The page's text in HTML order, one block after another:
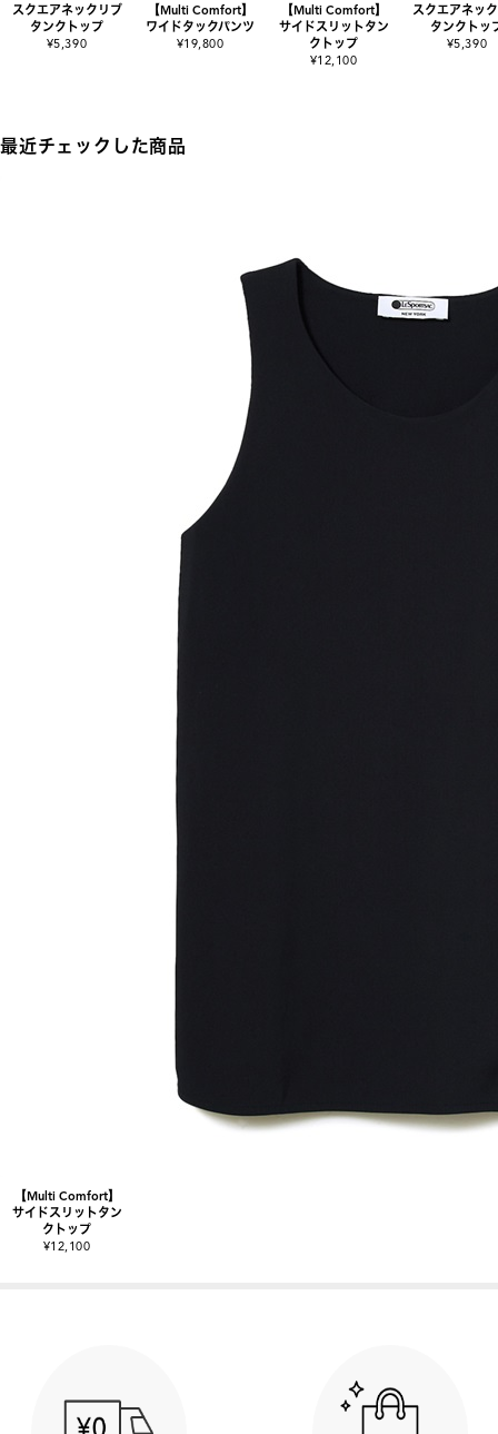
スクエアネックリブ
タンクトップ
¥5,390
【Multi Comfort】
ワイドタックパンツ
¥19,800
【Multi Comfort】
サイドスリットタン
クトップ
¥12,100
スクエアネッ
タンクトッ
¥5,390
最近チェックした商品
【Multi Comfort】
サイドスリットタン
クトップ
¥12,100